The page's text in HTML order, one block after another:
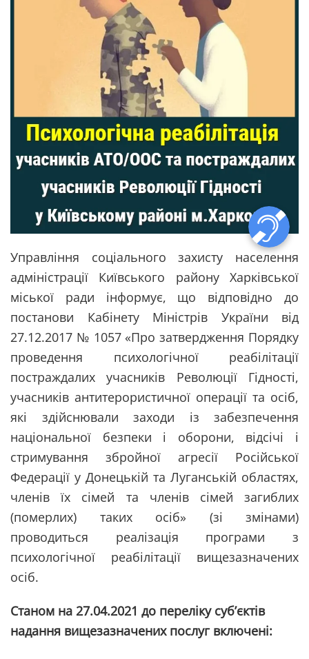
Управління соціального захисту населення
адміністрації Київського району Харківської
міської ради інформує, що відповідно до
постанови Кабінету Міністрів України від
27.12.2017 № 1057 «Про затвердження Порядку
проведення психологічної реабілітації
постраждалих учасників Революції Гідності,
учасників антитерористичної операції та осіб,
які здійснювали заходи із забезпечення
національної безпеки і оборони, відсічі і
стримування збройної агресії Російської
Федерації у Донецькій та Луганській областях,
членів їх сімей та членів сімей загиблих
(померлих) таких осіб» (зі змінами)
проводиться реалізація програми з
психологічної реабілітації вищезазначених
осіб.
Станом на 27.04.2021 до переліку суб’єктів
надання вищезазначених послуг включені: